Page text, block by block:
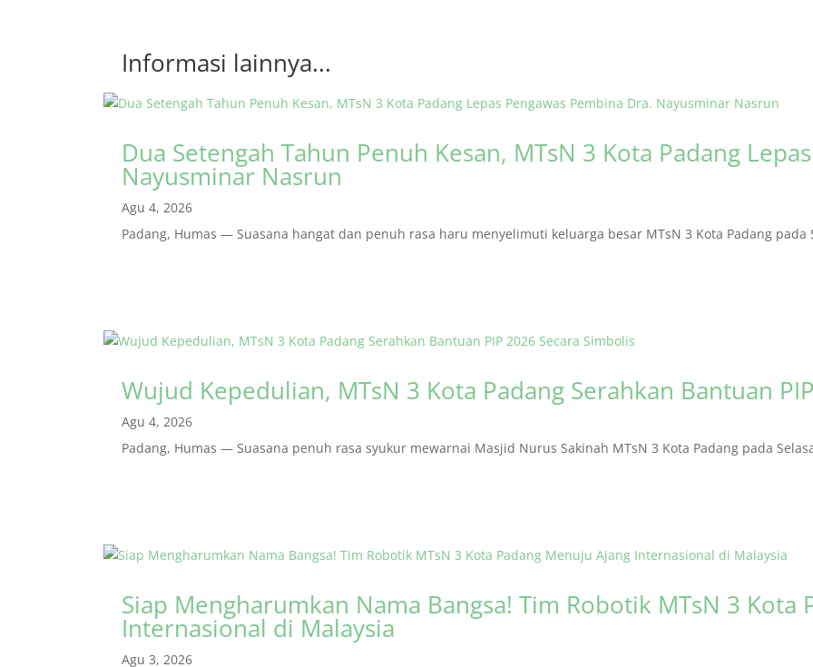
Informasi lainnya...
Dua Setengah Tahun Penuh Kesan, MTsN 3 Kota Padang
Nayusminar Nasrun
Agu 4, 2026
Padang, Humas — Suasana hangat dan penuh rasa haru menyelimuti keluarga besar MTsN 3 Kota Padang pada
Wujud Kepedulian, MTsN 3 Kota Padang Serahkan Bantuan
Agu 4, 2026
Padang, Humas — Suasana penuh rasa syukur mewarnai Masjid Nurus Sakinah MTsN 3 Kota Padang pada
Siap Mengharumkan Nama Bangsa! Tim Robotik MTsN 3 Kota
Internasional di Malaysia
Agu 3, 2026